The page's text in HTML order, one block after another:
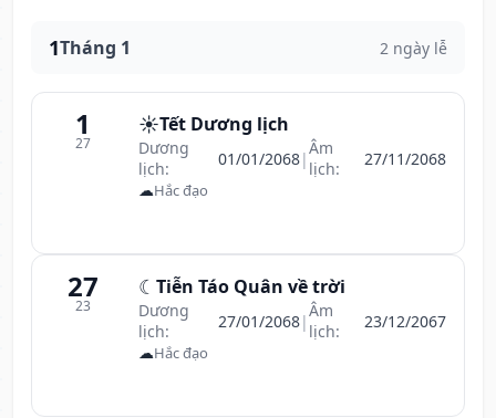
1Tháng 1 2 ngày lễ
1
27
☀️Tết Dương lịch
Dương
lịch:
01/01/2068|Âm
lịch:
27/11/2068
☁Hắc đạo
27
23
☾ Tiễn Táo Quân về trời
Dương
lịch:
27/01/2068|Âm
lịch:
23/12/2067
☁Hắc đạo